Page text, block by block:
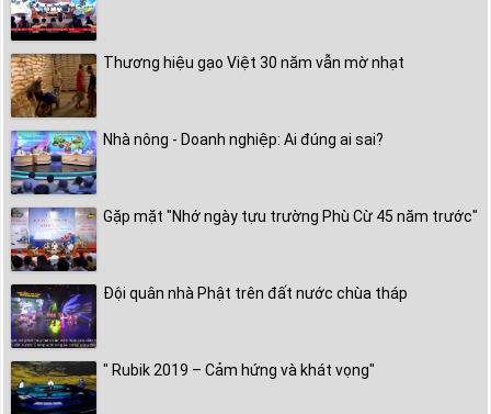
Thương hiệu gạo Việt 30 năm vẫn mờ nhạt
Nhà nông - Doanh nghiệp: Ai đúng ai sai?
Gặp mặt "Nhớ ngày tựu trường Phù Cừ 45 năm trước"
Đội quân nhà Phật trên đất nước chùa tháp
" Rubik 2019 – Cảm hứng và khát vọng"